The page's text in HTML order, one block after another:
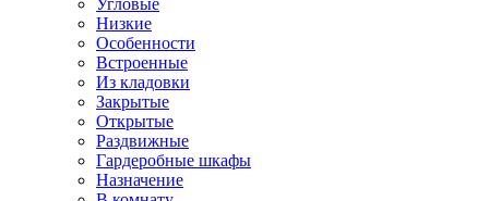
Угловые
Низкие
Особенности
Встроенные
Из кладовки
Закрытые
Открытые
Раздвижные
Гардеробные шкафы
Назначение